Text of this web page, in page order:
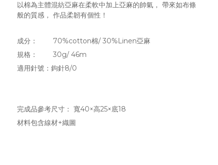
以棉為主體混紡亞麻在柔軟中加上亞麻的帥氣， 帶來如布條
般的質感， 作品柔韌有個性！
成分： 70%cotton棉/ 30%Linen亞麻
規格： 30g/ 46m
適用針號：鉤針8/0
完成品參考尺寸： 寬40×高25×底18
材料包含線材+織圖